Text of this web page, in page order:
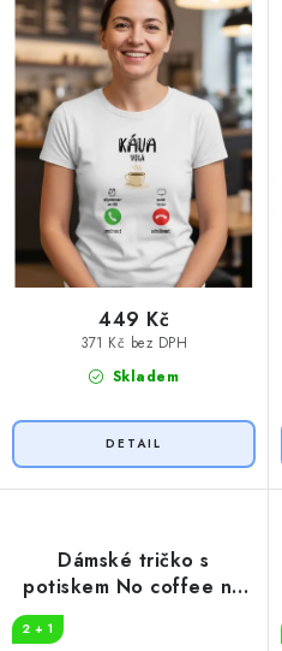
Skladem
371 Kč bez DPH
449 Kč
Dámské tričko s
potiskem No coffee no
2 + 1